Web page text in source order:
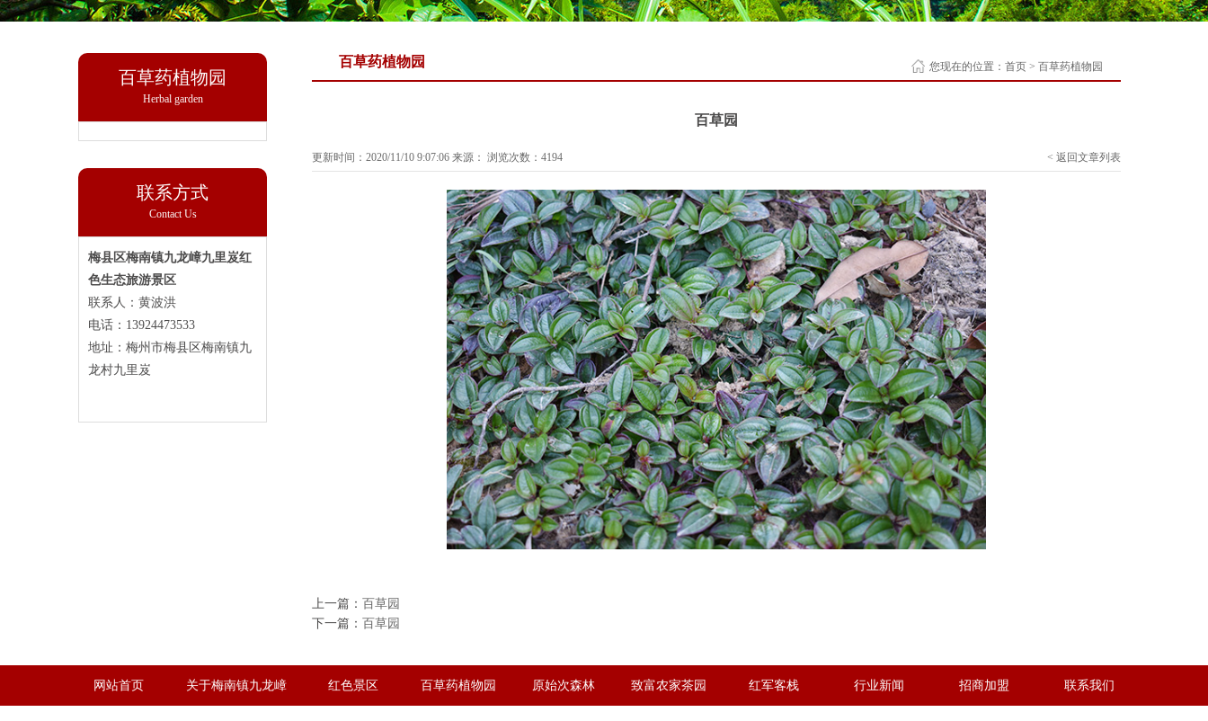
百草药植物园
Herbal garden
联系方式
Contact Us
梅县区梅南镇九龙嶂九里岌红
色生态旅游景区
联系人：黄波洪
电话：13924473533
地址：梅州市梅县区梅南镇九
龙村九里岌
百草药植物园 您现在的位置： 首页 > 百草药植物园
百草园
更新时间：2020/11/10 9:07:06 来源： 浏览次数：4194 < 返回文章列表
上一篇： 百草园
下一篇： 百草园
网站首页 关于梅南镇九龙嶂 红色景区 百草药植物园 原始次森林 致富农家茶园 红军客栈 行业新闻 招商加盟 联系我们